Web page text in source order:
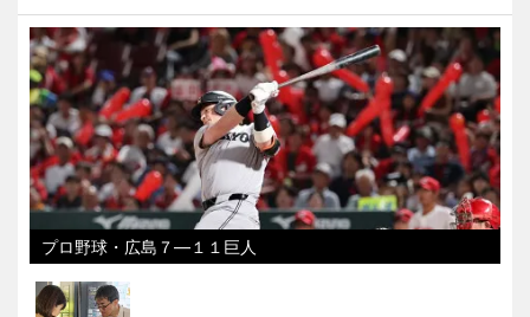
プロ野球・広島７―１１巨人